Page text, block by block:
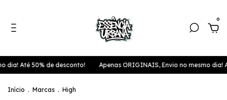
0
dia! Até 50% de desconto! Apenas ORIGINAIS, Envio no mesmo dia!
Início . Marcas . High